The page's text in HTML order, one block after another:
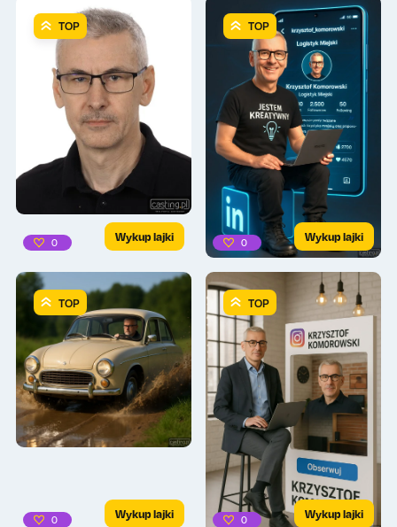
TOP
0 Wykup lajki
TOP
0 Wykup lajki
TOP
0 Wykup lajki
TOP
0 Wykup lajki